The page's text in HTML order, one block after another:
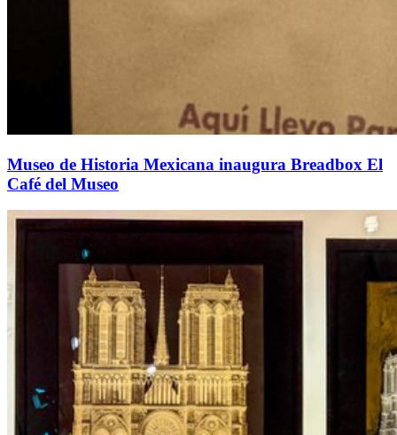
Museo de Historia Mexicana inaugura Breadbox El
Café del Museo